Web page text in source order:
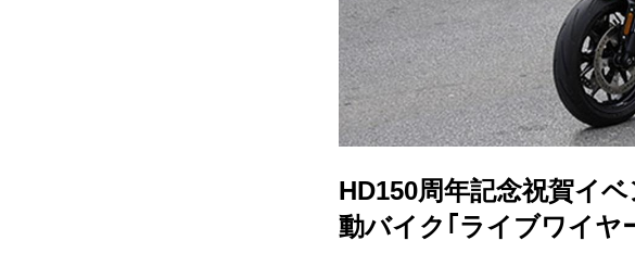
HD150周年記念祝賀イ
動バイク｢ライブワイヤ